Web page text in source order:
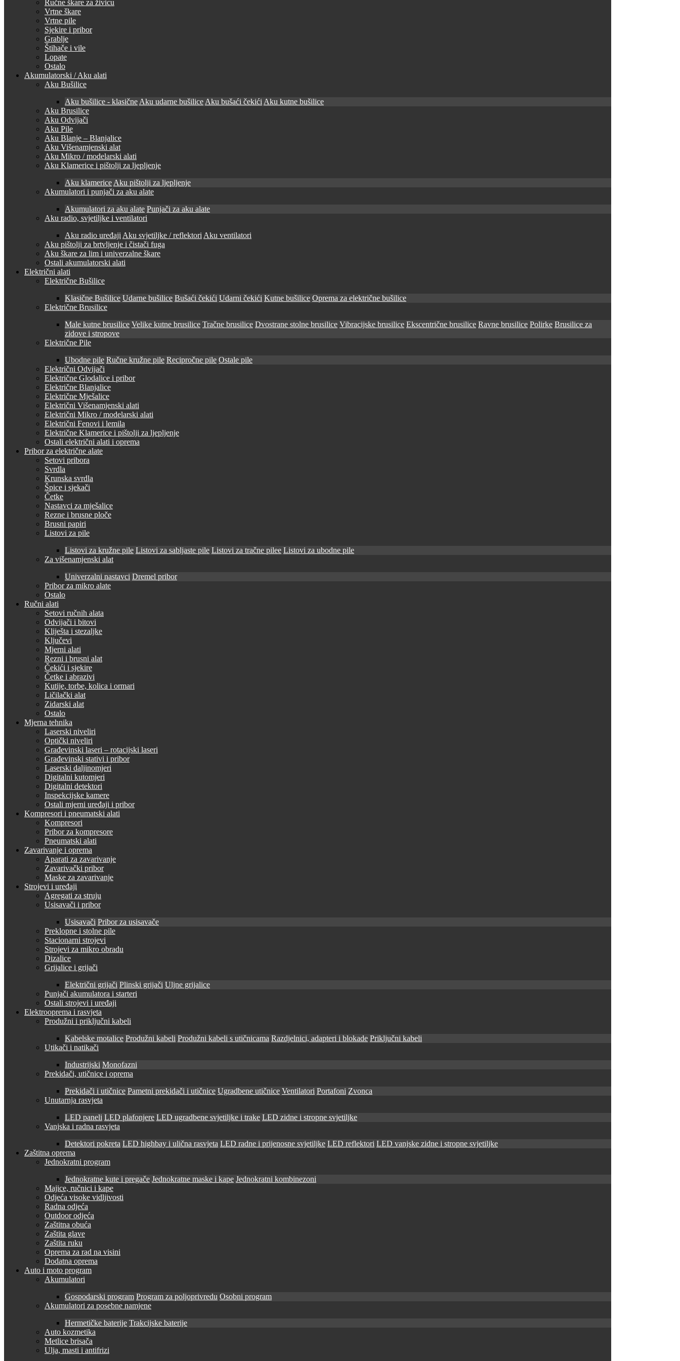
Ručne škare za živicu
Vrtne škare
Vrtne pile
Sjekire i pribor
Grablje
Štihače i vile
Lopate
Ostalo
Akumulatorski / Aku alati
Aku Bušilice
Aku bušilice - klasične Aku udarne bušilice Aku bušaći čekići Aku kutne bušilice
Aku Brusilice
Aku Odvijači
Aku Pile
Aku Blanje – Blanjalice
Aku Višenamjenski alat
Aku Mikro / modelarski alati
Aku Klamerice i pištolji za ljepljenje
Aku klamerice Aku pištolji za ljepljenje
Akumulatori i punjači za aku alate
Akumulatori za aku alate Punjači za aku alate
Aku radio, svjetiljke i ventilatori
Aku radio uređaji Aku svjetiljke / reflektori Aku ventilatori
Aku pištolji za brtvljenje i čistači fuga
Aku škare za lim i univerzalne škare
Ostali akumulatorski alati
Električni alati
Električne Bušilice
Klasične Bušilice Udarne bušilice Bušaći čekići Udarni čekići Kutne bušilice Oprema za električne bušilice
Električne Brusilice
Male kutne brusilice Velike kutne brusilice Tračne brusilice Dvostrane stolne brusilice Vibracijske brusilice Ekscentrične brusilice Ravne brusilice Polirke Brusilice za
zidove i stropove
Električne Pile
Ubodne pile Ručne kružne pile Recipročne pile Ostale pile
Električni Odvijači
Električne Glodalice i pribor
Električne Blanjalice
Električne Mješalice
Električni Višenamjenski alati
Električni Mikro / modelarski alati
Električni Fenovi i lemila
Električne Klamerice i pištolji za ljepljenje
Ostali električni alati i oprema
Pribor za električne alate
Setovi pribora
Svrdla
Krunska svrdla
Špice i sjekači
Četke
Nastavci za mješalice
Rezne i brusne ploče
Brusni papiri
Listovi za pile
Listovi za kružne pile Listovi za sabljaste pile Listovi za tračne pilee Listovi za ubodne pile
Za višenamjenski alat
Univerzalni nastavci Dremel pribor
Pribor za mikro alate
Ostalo
Ručni alati
Setovi ručnih alata
Odvijači i bitovi
Kliješta i stezaljke
Ključevi
Mjerni alati
Rezni i brusni alat
Čekići i sjekire
Četke i abrazivi
Kutije, torbe, kolica i ormari
Ličilački alat
Zidarski alat
Ostalo
Mjerna tehnika
Laserski niveliri
Optički niveliri
Građevinski laseri – rotacijski laseri
Građevinski stativi i pribor
Laserski daljinomjeri
Digitalni kutomjeri
Digitalni detektori
Inspekcijske kamere
Ostali mjerni uređaji i pribor
Kompresori i pneumatski alati
Kompresori
Pribor za kompresore
Pneumatski alati
Zavarivanje i oprema
Aparati za zavarivanje
Zavarivački pribor
Maske za zavarivanje
Strojevi i uređaji
Agregati za struju
Usisavači i pribor
Usisavači Pribor za usisavače
Preklopne i stolne pile
Stacionarni strojevi
Strojevi za mikro obradu
Dizalice
Grijalice i grijači
Električni grijači Plinski grijači Uljne grijalice
Punjači akumulatora i starteri
Ostali strojevi i uređaji
Elektrooprema i rasvjeta
Produžni i priključni kabeli
Kabelske motalice Produžni kabeli Produžni kabeli s utičnicama Razdjelnici, adapteri i blokade Priključni kabeli
Utikači i natikači
Industrijski Monofazni
Prekidači, utičnice i oprema
Prekidači i utičnice Pametni prekidači i utičnice Ugradbene utičnice Ventilatori Portafoni Zvonca
Unutarnja rasvjeta
LED paneli LED plafonjere LED ugradbene svjetiljke i trake LED zidne i stropne svjetiljke
Vanjska i radna rasvjeta
Detektori pokreta LED highbay i ulična rasvjeta LED radne i prijenosne svjetiljke LED reflektori LED vanjske zidne i stropne svjetiljke
Zaštitna oprema
Jednokratni program
Jednokratne kute i pregače Jednokratne maske i kape Jednokratni kombinezoni
Majice, ručnici i kape
Odjeća visoke vidljivosti
Radna odjeća
Outdoor odjeća
Zaštitna obuća
Zaštita glave
Zaštita ruku
Oprema za rad na visini
Dodatna oprema
Auto i moto program
Akumulatori
Gospodarski program Program za poljoprivredu Osobni program
Akumulatori za posebne namjene
Hermetičke baterije Trakcijske baterije
Auto kozmetika
Metlice brisača
Ulja, masti i antifrizi